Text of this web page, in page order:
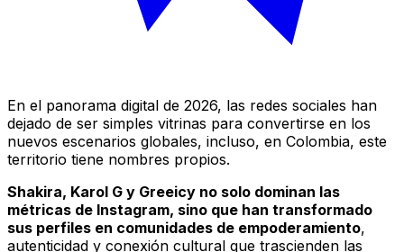
En el panorama digital de 2026, las redes sociales han
dejado de ser simples vitrinas para convertirse en los
nuevos escenarios globales, incluso, en Colombia, este
territorio tiene nombres propios.
Shakira, Karol G y Greeicy no solo dominan las
métricas de Instagram, sino que han transformado
sus perfiles en comunidades de empoderamiento,
autenticidad y conexión cultural que trascienden las